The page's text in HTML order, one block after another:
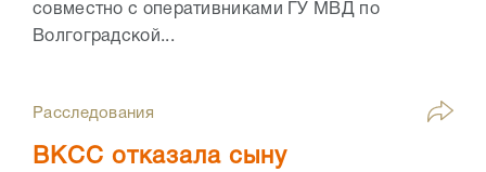
совместно с оперативниками ГУ МВД по
Волгоградской...
Расследования
ВКСС отказала сыну